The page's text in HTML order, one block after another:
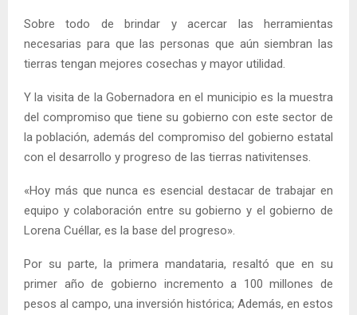
Sobre todo de brindar y acercar las herramientas
necesarias para que las personas que aún siembran las
tierras tengan mejores cosechas y mayor utilidad.
Y la visita de la Gobernadora en el municipio es la muestra
del compromiso que tiene su gobierno con este sector de
la población, además del compromiso del gobierno estatal
con el desarrollo y progreso de las tierras nativitenses.
«Hoy más que nunca es esencial destacar de trabajar en
equipo y colaboración entre su gobierno y el gobierno de
Lorena Cuéllar, es la base del progreso».
Por su parte, la primera mandataria, resaltó que en su
primer año de gobierno incremento a 100 millones de
pesos al campo, una inversión histórica; Además, en estos